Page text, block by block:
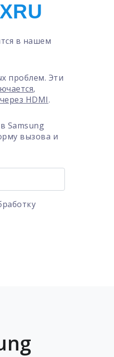
в нашем
проблем. Эти
,
HDMI.
Samsung
вызова и